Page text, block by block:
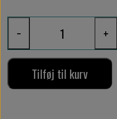
− +
Tilføj til kurv